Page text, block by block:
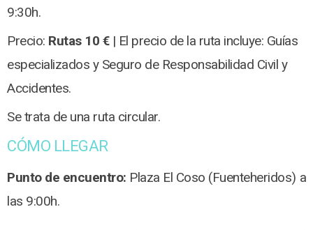
9:30h.
Precio: Rutas 10 € | El precio de la ruta incluye: Guías
especializados y Seguro de Responsabilidad Civil y
Accidentes.
Se trata de una ruta circular.
CÓMO LLEGAR
Punto de encuentro: Plaza El Coso (Fuenteheridos) a
las 9:00h.